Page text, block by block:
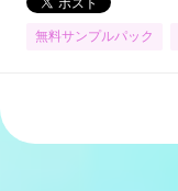
無料サンプルパック